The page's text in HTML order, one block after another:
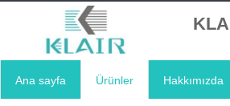
Ana sayfa Ürünler Hakkımızda